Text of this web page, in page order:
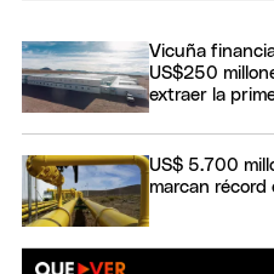
Vicuña
US$250
extraer la
US$ 5.700
marcan